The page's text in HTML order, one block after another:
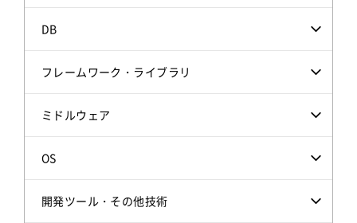
DB
フレームワーク・ライブラリ
ミドルウェア
OS
開発ツール・その他技術